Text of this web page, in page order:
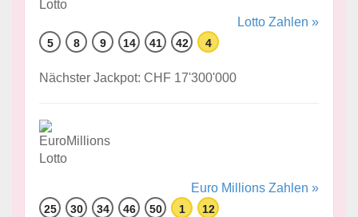
Lotto Zahlen »
5 8 9 14 41 42 4
Nächster Jackpot: CHF 17'300'000
Euro Millions Zahlen »
25 30 34 46 50 1 12